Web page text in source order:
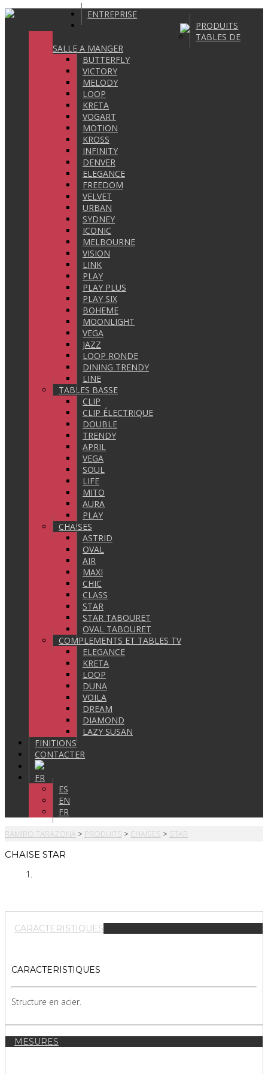
ENTREPRISE
PRODUITS
TABLES DE
SALLE A MANGER
BUTTERFLY
VICTORY
MELODY
LOOP
KRETA
VOGART
MOTION
KROSS
INFINITY
DENVER
ELEGANCE
FREEDOM
VELVET
URBAN
SYDNEY
ICONIC
MELBOURNE
VISION
LINK
PLAY
PLAY PLUS
PLAY SIX
BOHEME
MOONLIGHT
VEGA
JAZZ
LOOP RONDE
DINING TRENDY
LINE
TABLES BASSE
CLIP
CLIP ÉLECTRIQUE
DOUBLE
TRENDY
APRIL
VEGA
SOUL
LIFE
MITO
AURA
PLAY
CHAISES
ASTRID
OVAL
AIR
MAXI
CHIC
CLASS
STAR
STAR TABOURET
OVAL TABOURET
COMPLEMENTS ET TABLES TV
ELEGANCE
KRETA
LOOP
DUNA
VOILA
DREAM
DIAMOND
LAZY SUSAN
FINITIONS
CONTACTER
FR
ES
EN
FR
RAMIRO TARAZONA > PRODUITS > CHAISES > STAR
CHAISE STAR
CARACTERISTIQUES
CARACTERISTIQUES
Structure en acier.
MESURES